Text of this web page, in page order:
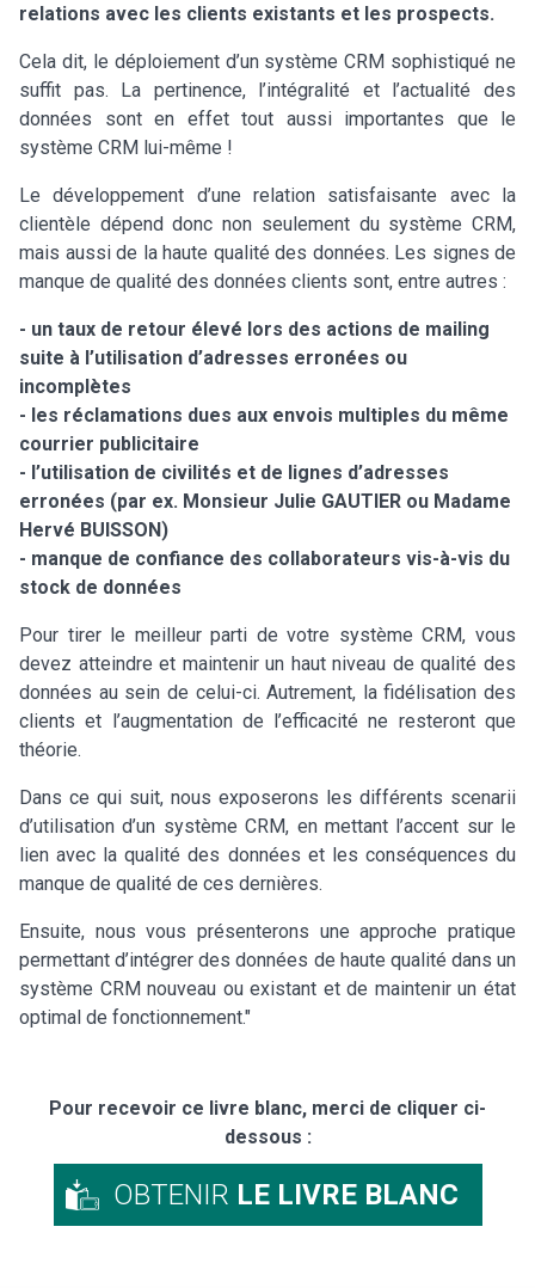
relations avec les clients existants et les prospects.
Cela dit, le déploiement d’un système CRM sophistiqué ne
suffit pas. La pertinence, l’intégralité et l’actualité des
données sont en effet tout aussi importantes que le
système CRM lui-même !
Le développement d’une relation satisfaisante avec la
clientèle dépend donc non seulement du système CRM,
mais aussi de la haute qualité des données. Les signes de
manque de qualité des données clients sont, entre autres :
- un taux de retour élevé lors des actions de mailing
suite à l’utilisation d’adresses erronées ou
incomplètes
- les réclamations dues aux envois multiples du même
courrier publicitaire
- l’utilisation de civilités et de lignes d’adresses
erronées (par ex. Monsieur Julie GAUTIER ou Madame
Hervé BUISSON)
- manque de confiance des collaborateurs vis-à-vis du
stock de données
Pour tirer le meilleur parti de votre système CRM, vous
devez atteindre et maintenir un haut niveau de qualité des
données au sein de celui-ci. Autrement, la fidélisation des
clients et l’augmentation de l’efficacité ne resteront que
théorie.
Dans ce qui suit, nous exposerons les différents scenarii
d’utilisation d’un système CRM, en mettant l’accent sur le
lien avec la qualité des données et les conséquences du
manque de qualité de ces dernières.
Ensuite, nous vous présenterons une approche pratique
permettant d’intégrer des données de haute qualité dans un
système CRM nouveau ou existant et de maintenir un état
optimal de fonctionnement."
Pour recevoir ce livre blanc, merci de cliquer ci-
dessous :
OBTENIR LE LIVRE BLANC